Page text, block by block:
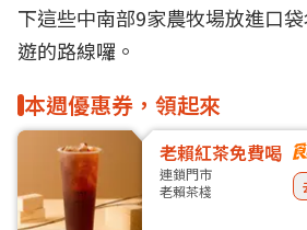
下這些中南部9家農牧場放進口
遊的路線囉。
本週優惠券，領起來
老賴紅茶免費喝
連鎖門市
老賴茶棧